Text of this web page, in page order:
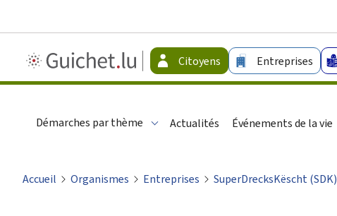
Guichet.lu
-
Citoyens Entreprises
Démarches par thème Actualités Événements de la vie
Accueil Organismes Entreprises SuperDrecksKëscht (SDK)